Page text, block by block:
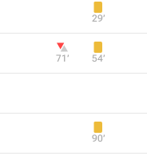
29‎’‎
54‎’‎
71‎’‎
90‎’‎